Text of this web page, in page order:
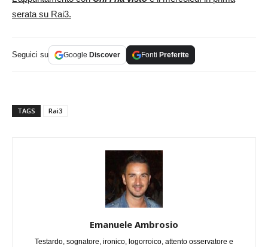
serata su Rai3.
Seguici su Google Discover Fonti Preferite
TAGS Rai3
Emanuele Ambrosio
Testardo, sognatore, ironico, logorroico, attento osservatore e